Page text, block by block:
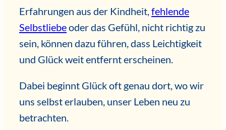
Erfahrungen aus der Kindheit,fehlende
Selbstliebeoder das Gefühl, nicht richtig zu
sein, können dazu führen, dass Leichtigkeit
und Glück weit entfernt erscheinen.
Dabei beginnt Glück oft genau dort, wo wir
uns selbst erlauben, unser Leben neu zu
betrachten.